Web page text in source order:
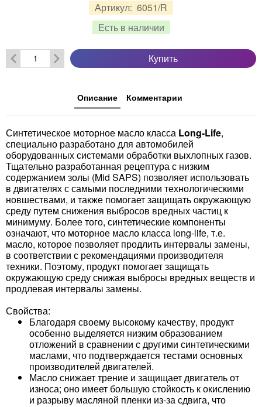
Артикул: 6051/R
Есть в наличии
Купить
Описание Комментарии
Синтетическое моторное масло класса Long-Life,
специально разработано для автомобилей
оборудованных системами обработки выхлопных газов.
Тщательно разработанная рецептура с низким
содержанием золы (Mid SAPS) позволяет использовать
в двигателях с самыми последними технологическими
новшествами, и также помогает защищать окружающую
среду путем снижения выбросов вредных частиц к
минимуму. Более того, синтетические компоненты
означают, что моторное масло класса long-life, т.е.
масло, которое позволяет продлить интервалы замены,
в соответствии с рекомендациями производителя
техники. Поэтому, продукт помогает защищать
окружающую среду снижая выбросы вредных веществ и
продлевая интервалы замены.
Свойства:
Благодаря своему высокому качеству, продукт
особенно выделяется низким образованием
отложений в сравнении с другими синтетическими
маслами, что подтверждается тестами основных
производителей двигателей.
Масло снижает трение и защищает двигатель от
износа; оно имеет большую стойкость к окислению
и разрыву масляной пленки из-за сдвига, что